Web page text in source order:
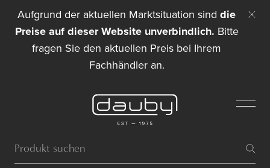
Aufgrund der aktuellen Marktsituation sind die
Preise auf dieser Website unverbindlich. Bitte
fragen Sie den aktuellen Preis bei Ihrem
Fachhändler an.